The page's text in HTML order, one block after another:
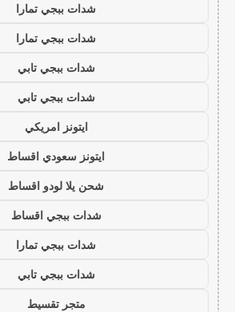
شدات ببجي تمارا
شدات ببجي تمارا
شدات ببجي تابي
شدات ببجي تابي
ايتونز امريكي
ايتونز سعودي اقساط
شحن يلا لودو اقساط
شدات ببجي اقساط
شدات ببجي تمارا
شدات ببجي تابي
متجر تقسيط